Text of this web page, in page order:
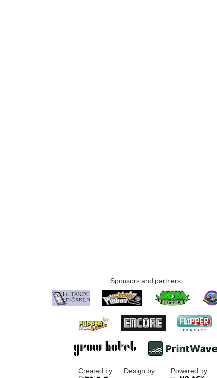
Sponsors and partners
Created by
Design by
Powered by